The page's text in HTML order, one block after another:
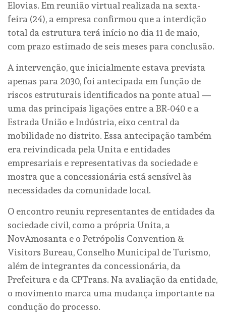
Elovias. Em reunião virtual realizada na sexta-
feira (24), a empresa confirmou que a interdição
total da estrutura terá início no dia 11 de maio,
com prazo estimado de seis meses para conclusão.
A intervenção, que inicialmente estava prevista
apenas para 2030, foi antecipada em função de
riscos estruturais identificados na ponte atual —
uma das principais ligações entre a BR-040 e a
Estrada União e Indústria, eixo central da
mobilidade no distrito. Essa antecipação também
era reivindicada pela Unita e entidades
empresariais e representativas da sociedade e
mostra que a concessionária está sensível às
necessidades da comunidade local.
O encontro reuniu representantes de entidades da
sociedade civil, como a própria Unita, a
NovAmosanta e o Petrópolis Convention &
Visitors Bureau, Conselho Municipal de Turismo,
além de integrantes da concessionária, da
Prefeitura e da CPTrans. Na avaliação da entidade,
o movimento marca uma mudança importante na
condução do processo.